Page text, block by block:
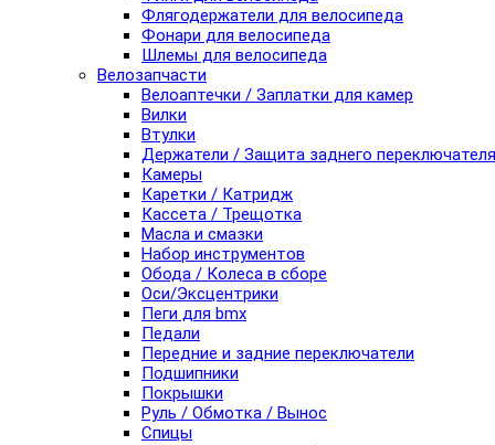
Флягодержатели для велосипеда
Фонари для велосипеда
Шлемы для велосипеда
Велозапчасти
Велоаптечки / Заплатки для камер
Вилки
Втулки
Держатели / Защита заднего переключателя
Камеры
Каретки / Катридж
Кассета / Трещотка
Масла и смазки
Набор инструментов
Обода / Колеса в сборе
Оси/Эксцентрики
Пеги для bmx
Педали
Передние и задние переключатели
Подшипники
Покрышки
Руль / Обмотка / Вынос
Спицы